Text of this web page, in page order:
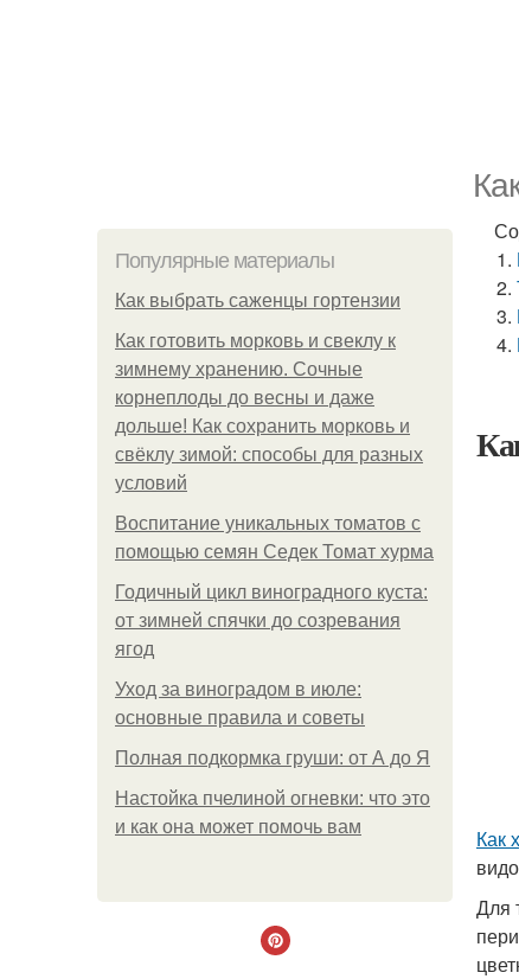
Популярные материалы
Как выбрать саженцы гортензии
Как готовить морковь и свеклу к
зимнему хранению. Сочные
корнеплоды до весны и даже
дольше! Как сохранить морковь и
свёклу зимой: способы для разных
условий
Воспитание уникальных томатов с
помощью семян Седек Томат хурма
Годичный цикл виноградного куста:
от зимней спячки до созревания
ягод
Уход за виноградом в июле:
основные правила и советы
Полная подкормка груши: от А до Я
Настойка пчелиной огневки: что это
и как она может помочь вам
Как
Для